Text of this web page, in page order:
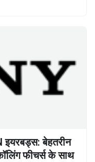
इयरबड्स: बेहतरीन
फीचर्स के साथ